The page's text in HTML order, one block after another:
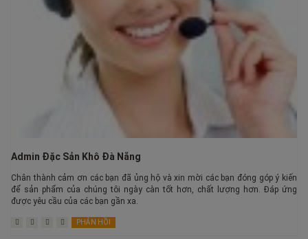
Admin Đặc Sản Khô Đà Nẵng
Chân thành cảm ơn các bạn đã ủng hộ và xin mời các bạn đóng góp ý kiến
để sản phẩm của chúng tôi ngày càn tốt hơn, chất lượng hơn. Đáp ứng
được yêu cầu của các bạn gần xa.
PHẢN HỒI